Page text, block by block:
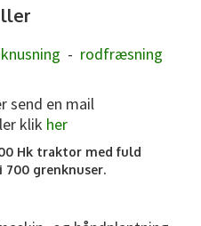
- rodfræsning
send en mail
klik her
Hk traktor med fuld
grenknuser.